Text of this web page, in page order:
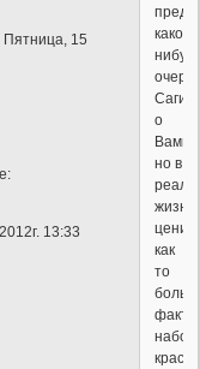
Пятница, 15
13:33
какой-
Саги
о
но в
жизни
как
то
набор